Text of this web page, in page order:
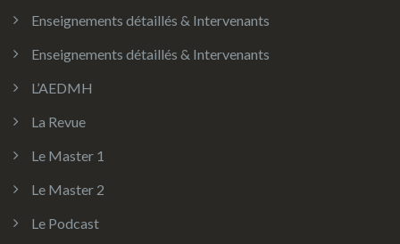
Enseignements détaillés & Intervenants
Enseignements détaillés & Intervenants
L’AEDMH
La Revue
Le Master 1
Le Master 2
Le Podcast